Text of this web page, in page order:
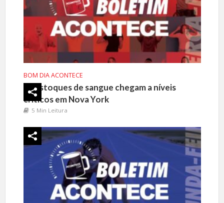
BOM DIA ACONTECE
Estoques de sangue chegam a níveis
críticos em Nova York
5 Min Leitura